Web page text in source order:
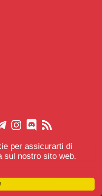
per assicurarti di
sul nostro sito web.
Scemo chi Legge-